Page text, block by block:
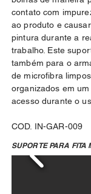
contato com
ao produto e
pintura durante a
trabalho. Este
também para o
de microfibra
organizados em
acesso durante o
COD. IN-GAR-009
SUPORTE PARA FITA